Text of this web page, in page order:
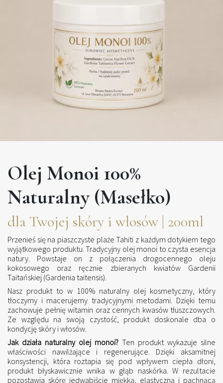
Olej Monoi 100%
Naturalny (Masełko)
dla Twojej skóry i włosów | 200ml
Przenieś się na piaszczyste plaże Tahiti z każdym dotykiem tego
wyjątkowego produktu. Tradycyjny olej monoi to czysta esencja
natury. Powstaje on z połączenia drogocennego oleju
kokosowego oraz ręcznie zbieranych kwiatów Gardenii
Taitańskiej (Gardenia taitensis).
Nasz produkt to w 100% naturalny olej kosmetyczny, który
tłoczymy i macerujemy tradycyjnymi metodami. Dzięki temu
zachowuje pełnię witamin oraz cennych kwasów tłuszczowych.
Ze względu na swoją czystość, produkt doskonale dba o
kondycję skóry i włosów.
Jak działa naturalny olej monoi? Ten produkt wykazuje silne
właściwości nawilżające i regenerujące. Dzięki aksamitnej
konsystencji, która roztapia się pod wpływem ciepła dłoni,
produkt błyskawicznie wnika w głąb naskórka. W rezultacie
pozostawia skórę jedwabiście miękką, elastyczną i pachnącą